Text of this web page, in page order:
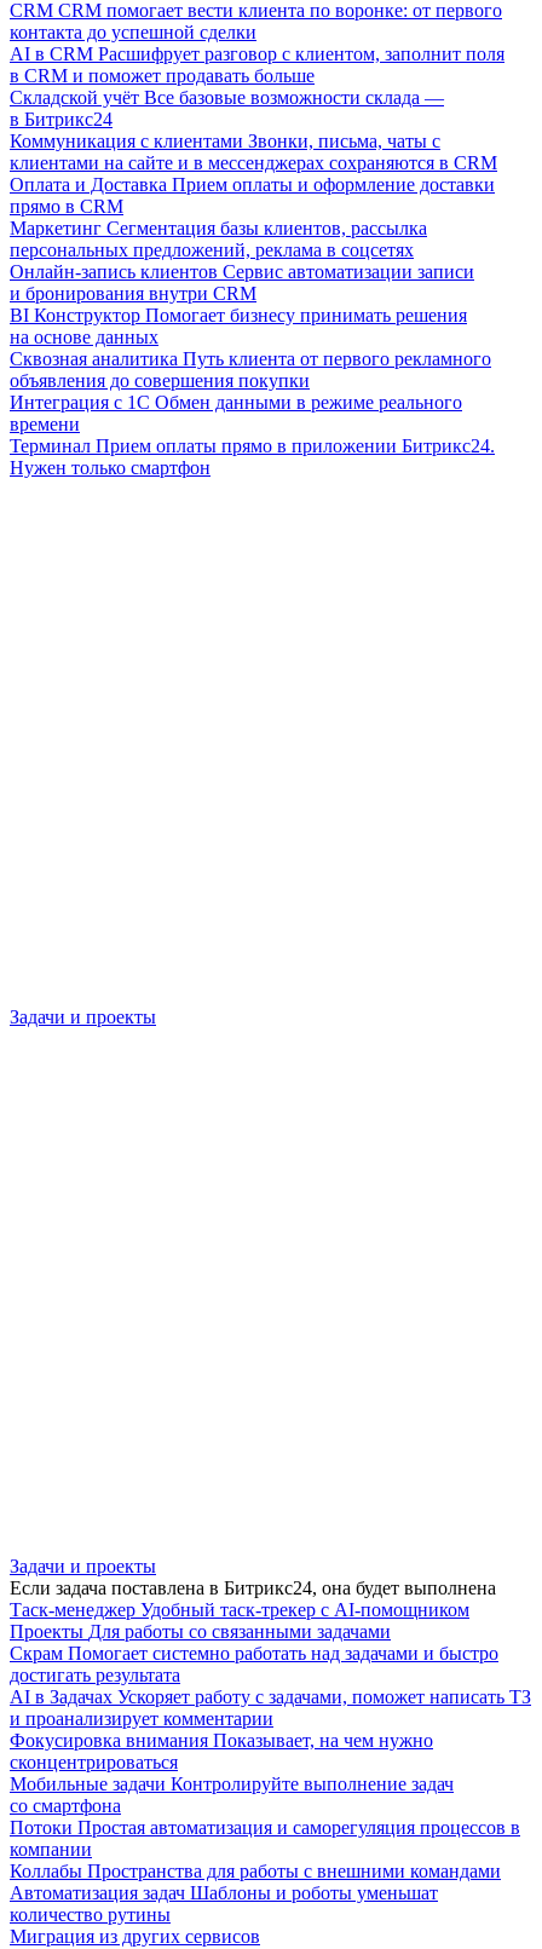
CRM CRM помогает вести клиента по воронке: от первого
контакта до успешной сделки
AI в CRM Расшифрует разговор с клиентом, заполнит поля
в CRM и поможет продавать больше
Складской учёт Все базовые возможности склада —
в Битрикс24
Коммуникация с клиентами Звонки, письма, чаты с
клиентами на сайте и в мессенджерах сохраняются в CRM
Оплата и Доставка Прием оплаты и оформление доставки
прямо в CRM
Маркетинг Сегментация базы клиентов, рассылка
персональных предложений, реклама в соцсетях
Онлайн-запись клиентов Сервис автоматизации записи
и бронирования внутри CRM
BI Конструктор Помогает бизнесу принимать решения
на основе данных
Сквозная аналитика Путь клиента от первого рекламного
объявления до совершения покупки
Интеграция с 1С Обмен данными в режиме реального
времени
Терминал Прием оплаты прямо в приложении Битрикс24.
Нужен только смартфон
Задачи и проекты
Задачи и проекты
Если задача поставлена в Битрикс24, она будет выполнена
Таск-менеджер Удобный таск-трекер с AI-помощником
Проекты Для работы со связанными задачами
Скрам Помогает системно работать над задачами и быстро
достигать результата
AI в Задачах Ускоряет работу с задачами, поможет написать ТЗ
и проанализирует комментарии
Фокусировка внимания Показывает, на чем нужно
сконцентрироваться
Мобильные задачи Контролируйте выполнение задач
со смартфона
Потоки Простая автоматизация и саморегуляция процессов в
компании
Коллабы Пространства для работы с внешними командами
Автоматизация задач Шаблоны и роботы уменьшат
количество рутины
Миграция из других сервисов